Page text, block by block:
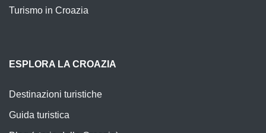
Turismo in Croazia
ESPLORA LA CROAZIA
Destinazioni turistiche
Guida turistica